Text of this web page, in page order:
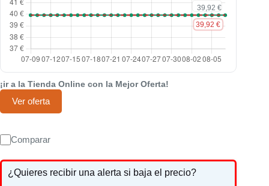
¡ir a la Tienda Online con la Mejor Oferta!
Ver oferta
Comparar
¿Quieres recibir una alerta si baja el precio?